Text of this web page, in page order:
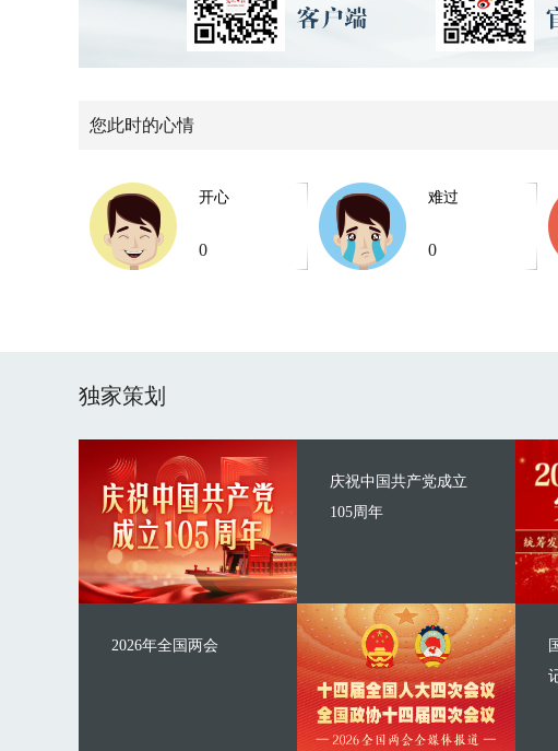
您此时的心情
开心
0
难过
0
独家策划
庆祝中国共产党成立
105周年
2026年全国两会